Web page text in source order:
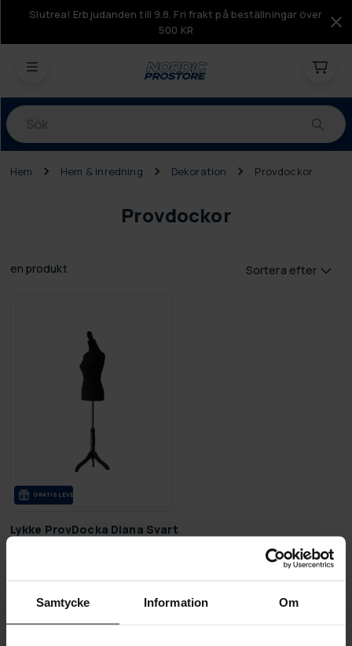
Samtycke Information Om
Slutrea! Erbjudanden till 9.8. Fri frakt på beställningar över
500 KR
Produkter
Hem Hem & inredning Dekoration Provdockor
Provdockor
en produkt Sortera efter
GRA­TIS LE­VE­RANS
Lykke ProvDocka Diana Svart
börjar 23.08.2026